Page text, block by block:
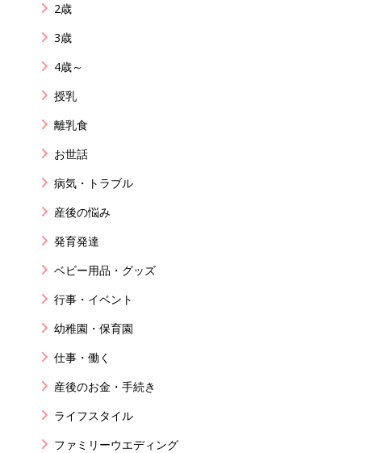
2歳
3歳
4歳～
授乳
離乳食
お世話
病気・トラブル
産後の悩み
発育発達
ベビー用品・グッズ
行事・イベント
幼稚園・保育園
仕事・働く
産後のお金・手続き
ライフスタイル
ファミリーウエディング